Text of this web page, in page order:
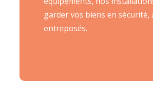
garder vos biens en sécurité,
entreposés.